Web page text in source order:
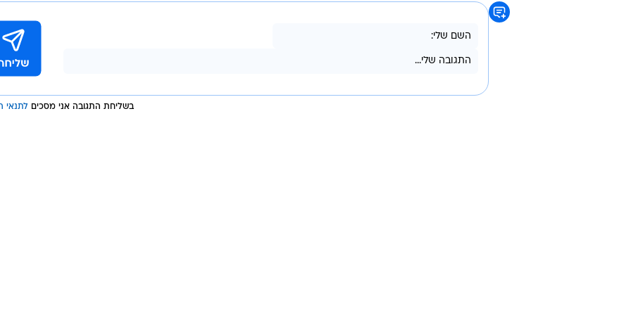
בשליחת התגובה אני מסכים לתנאי